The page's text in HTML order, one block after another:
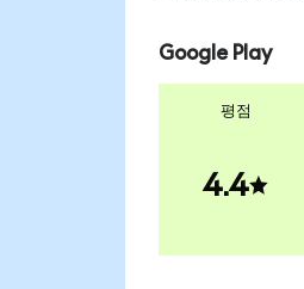
Google Play
평점
4.4